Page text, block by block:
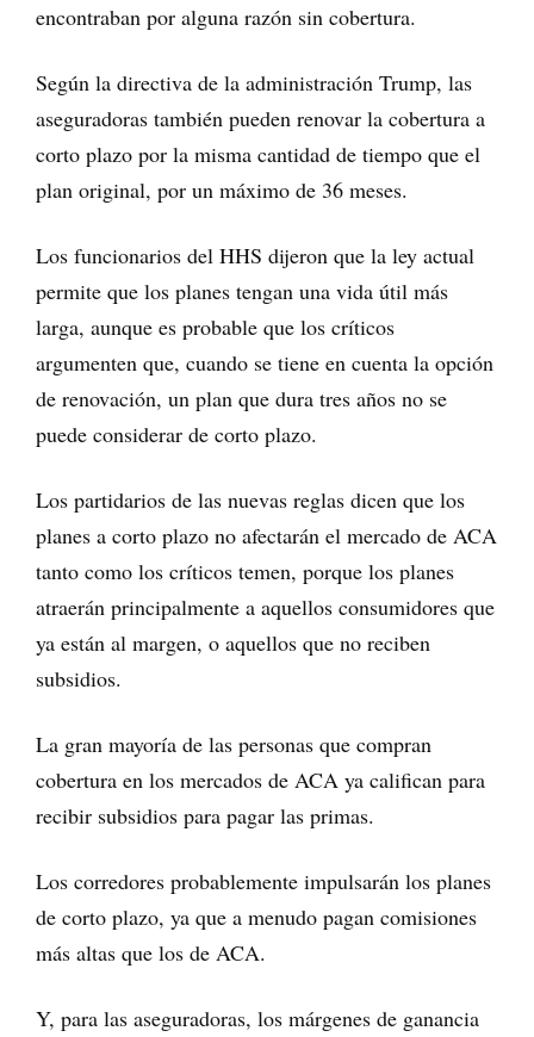
encontraban por alguna razón sin cobertura.
Según la directiva de la administración Trump, las
aseguradoras también pueden renovar la cobertura a
corto plazo por la misma cantidad de tiempo que el
plan original, por un máximo de 36 meses.
Los funcionarios del HHS dijeron que la ley actual
permite que los planes tengan una vida útil más
larga, aunque es probable que los críticos
argumenten que, cuando se tiene en cuenta la opción
de renovación, un plan que dura tres años no se
puede considerar de corto plazo.
Los partidarios de las nuevas reglas dicen que los
planes a corto plazo no afectarán el mercado de ACA
tanto como los críticos temen, porque los planes
atraerán principalmente a aquellos consumidores que
ya están al margen, o aquellos que no reciben
subsidios.
La gran mayoría de las personas que compran
cobertura en los mercados de ACA ya califican para
recibir subsidios para pagar las primas.
Los corredores probablemente impulsarán los planes
de corto plazo, ya que a menudo pagan comisiones
más altas que los de ACA.
Y, para las aseguradoras, los márgenes de ganancia